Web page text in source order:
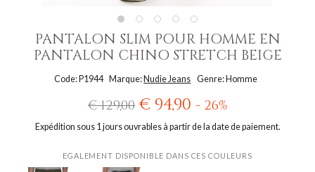
PANTALON SLIM POUR HOMME EN
PANTALON CHINO STRETCH BEIGE
Code: P1944 Marque: Nudie Jeans Genre: Homme
€ 129,00 € 94,90 - 26%
Expédition sous 1 jours ouvrables à partir de la date de paiement.
EGALEMENT DISPONIBLE DANS CES COULEURS